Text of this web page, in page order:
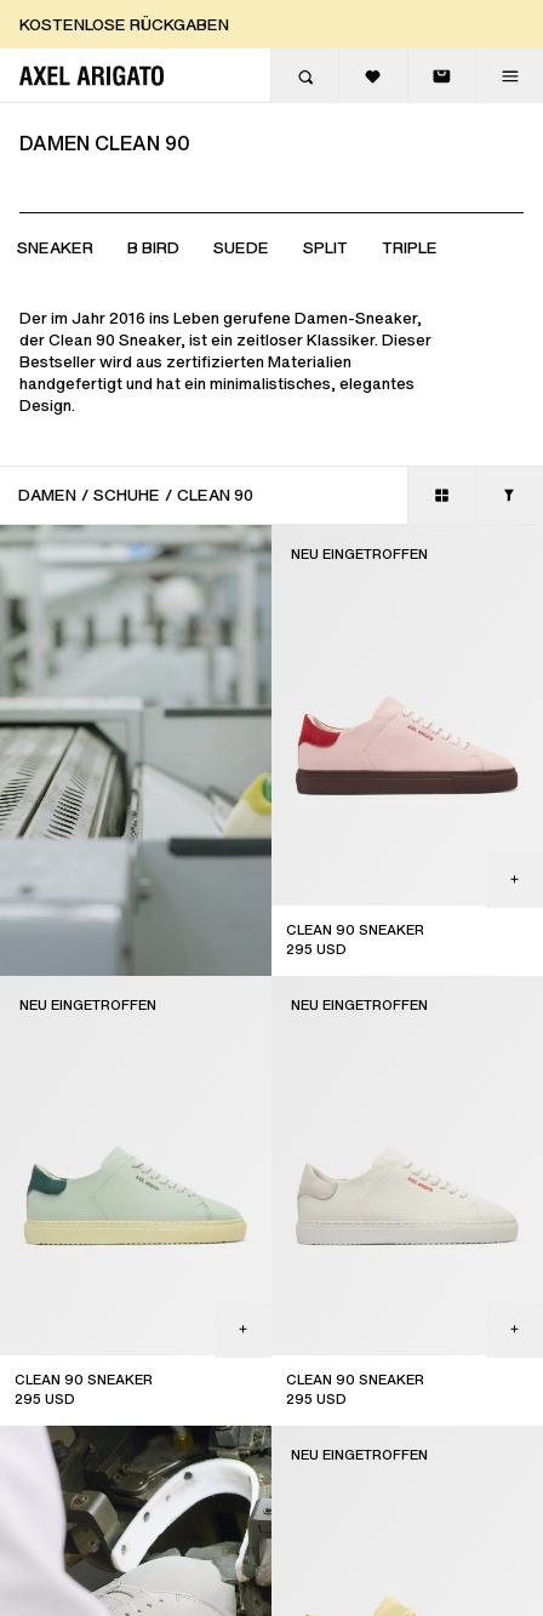
Zum Inhalt springen
KOSTENLOSE RÜCKGABEN
KOSTENLOSE EXPRESSLIEFERUNG
DAMEN CLEAN 90
SNEAKER B BIRD SUEDE SPLIT TRIPLE
Der im Jahr 2016 ins Leben gerufene Damen-Sneaker,
der Clean 90 Sneaker, ist ein zeitloser Klassiker. Dieser
Bestseller wird aus zertifizierten Materialien
handgefertigt und hat ein minimalistisches, elegantes
Design.
DAMEN / SCHUHE / CLEAN 90
CLEAN 90 SNEAKER
295 USD
NEU EINGETROFFEN
CLEAN 90 SNEAKER
295 USD
NEU EINGETROFFEN
new arrival
CLEAN 90 SNEAKER
295 USD
NEU EINGETROFFEN
new arrival
NEU EINGETROFFEN